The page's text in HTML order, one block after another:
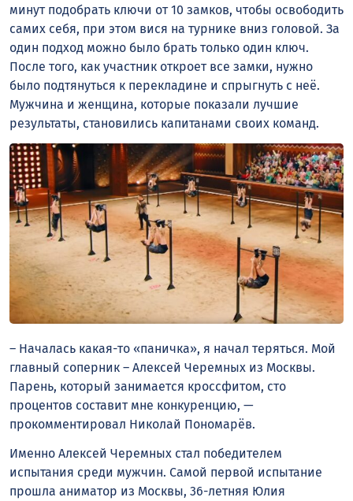
минут подобрать ключи от 10 замков, чтобы освободить
самих себя, при этом вися на турнике вниз головой. За
один подход можно было брать только один ключ.
После того, как участник откроет все замки, нужно
было подтянуться к перекладине и спрыгнуть с неё.
Мужчина и женщина, которые показали лучшие
результаты, становились капитанами своих команд.
– Началась какая-то «паничка», я начал теряться. Мой
главный соперник – Алексей Черемных из Москвы.
Парень, который занимается кроссфитом, сто
процентов составит мне конкуренцию, —
прокомментировал Николай Пономарёв.
Именно Алексей Черемных стал победителем
испытания среди мужчин. Самой первой испытание
прошла аниматор из Москвы, 36-летняя Юлия